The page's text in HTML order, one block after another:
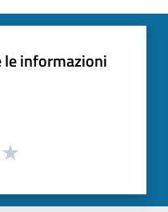
le informazioni